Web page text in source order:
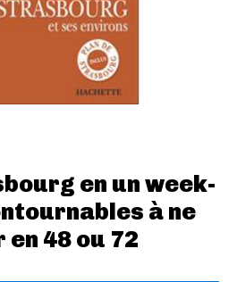
en un week-
à ne
48 ou 72